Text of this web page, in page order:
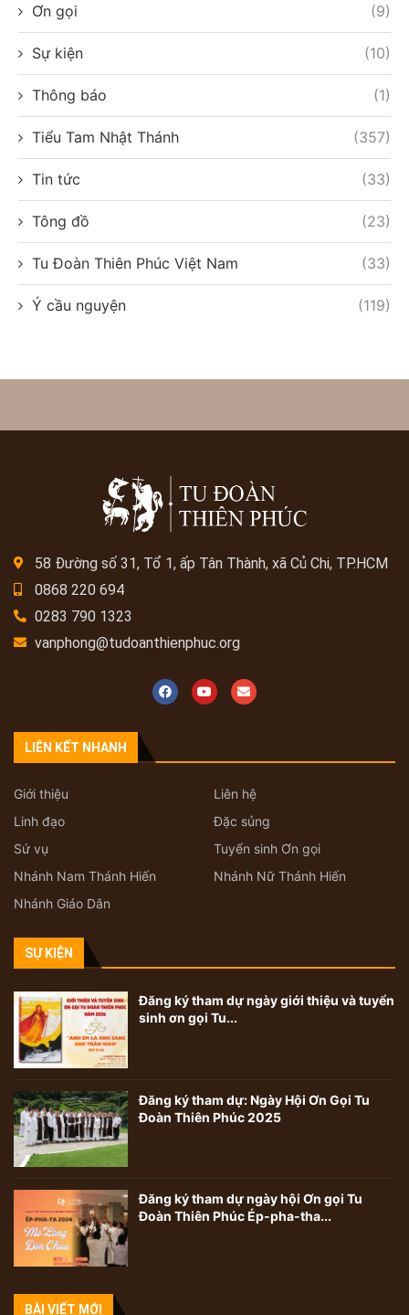
Ơn gọi (9)
Sự kiện (10)
Thông báo (1)
Tiểu Tam Nhật Thánh (357)
Tin tức (33)
Tông đồ (23)
Tu Đoàn Thiên Phúc Việt Nam (33)
Ý cầu nguyện (119)
58 Đường số 31, Tổ 1, ấp Tân Thành, xã Củ Chi, TP.HCM
0868 220 694
0283 790 1323
vanphong@tudoanthienphuc.org
LIÊN KẾT NHANH
Giới thiệu
Liên hệ
Linh đạo
Đặc sủng
Sứ vụ
Tuyển sinh Ơn gọi
Nhánh Nam Thánh Hiến
Nhánh Nữ Thánh Hiến
Nhánh Giáo Dân
SỰ KIỆN
Đăng ký tham dự ngày giới thiệu và tuyển
sinh ơn gọi Tu...
Đăng ký tham dự: Ngày Hội Ơn Gọi Tu
Đoàn Thiên Phúc 2025
Đăng ký tham dự ngày hội Ơn gọi Tu
Đoàn Thiên Phúc Ép-pha-tha...
BÀI VIẾT MỚI